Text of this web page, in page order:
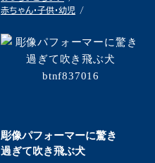
赤ちゃん・子供・幼児
彫像パフォーマーに驚き
過ぎて吹き飛ぶ犬